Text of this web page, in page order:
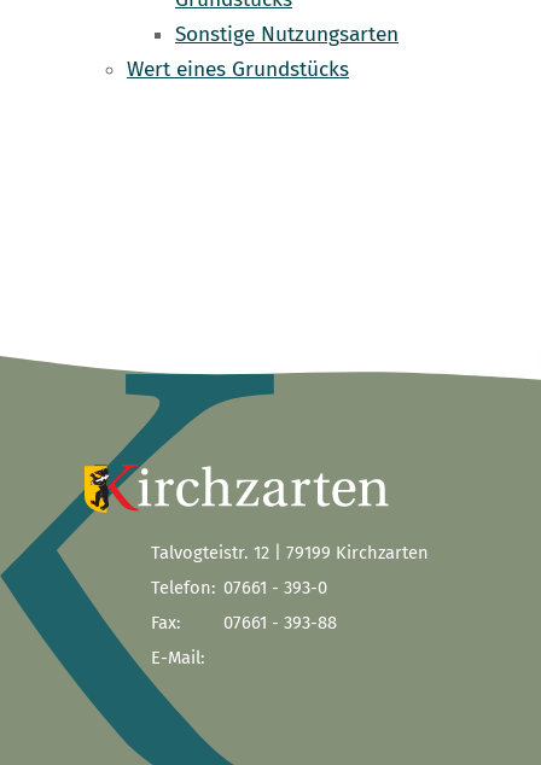
Sonstige Nutzungsarten
Wert eines Grundstücks
Talvogteistr. 12 | 79199 Kirchzarten
Telefon: 07661 - 393-0
Fax:
07661 - 393-88
E-Mail: